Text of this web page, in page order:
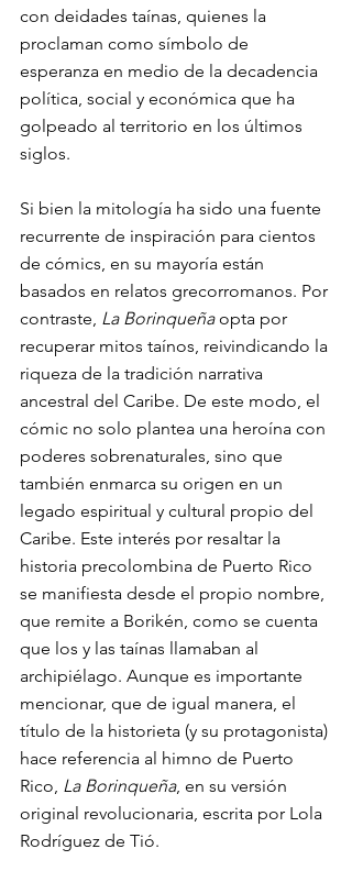
con deidades taínas, quienes la
proclaman como símbolo de
esperanza en medio de la decadencia
política, social y económica que ha
golpeado al territorio en los últimos
siglos.
Si bien la mitología ha sido una fuente
recurrente de inspiración para cientos
de cómics, en su mayoría están
basados en relatos grecorromanos. Por
contraste, La Borinqueña opta por
recuperar mitos taínos, reivindicando la
riqueza de la tradición narrativa
ancestral del Caribe. De este modo, el
cómic no solo plantea una heroína con
poderes sobrenaturales, sino que
también enmarca su origen en un
legado espiritual y cultural propio del
Caribe. Este interés por resaltar la
historia precolombina de Puerto Rico
se manifiesta desde el propio nombre,
que remite a Borikén, como se cuenta
que los y las taínas llamaban al
archipiélago. Aunque es importante
mencionar, que de igual manera, el
título de la historieta (y su protagonista)
hace referencia al himno de Puerto
Rico, La Borinqueña, en su versión
original revolucionaria, escrita por Lola
Rodríguez de Tió.